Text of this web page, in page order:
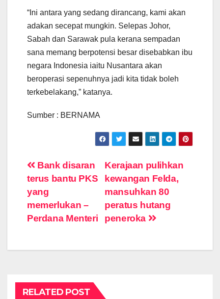
“Ini antara yang sedang dirancang, kami akan
adakan secepat mungkin. Selepas Johor,
Sabah dan Sarawak pula kerana sempadan
sana memang berpotensi besar disebabkan ibu
negara Indonesia iaitu Nusantara akan
beroperasi sepenuhnya jadi kita tidak boleh
terkebelakang,” katanya.
Sumber : BERNAMA
Post
navigation
Kerajaan pulihkan
kewangan Felda,
mansuhkan 80
peratus hutang
peneroka
Bank disaran
terus bantu PKS
yang
memerlukan –
Perdana Menteri
RELATED POST